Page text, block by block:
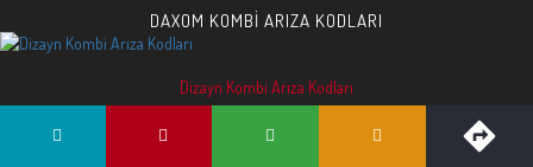
DAXOM KOMBI ARIZA KODLARI
Dizayn Kombi Arıza Kodları